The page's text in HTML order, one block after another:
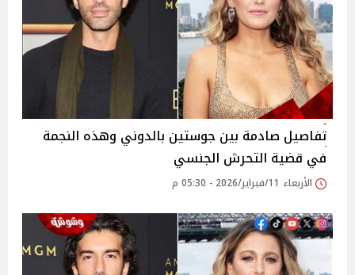
تفاصيل صادمة بين جوستين بالدوني وهذه النجمة
في قضية التحرش الجنسي
الأربعاء 11/فبراير/2026 - 05:30 م